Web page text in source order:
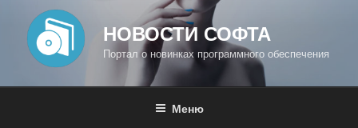
НОВОСТИ СОФТА
Портал о новинках программного обеспечения
Меню